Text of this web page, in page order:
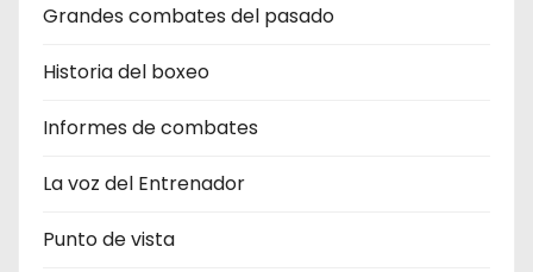
Grandes combates del pasado
Historia del boxeo
Informes de combates
La voz del Entrenador
Punto de vista